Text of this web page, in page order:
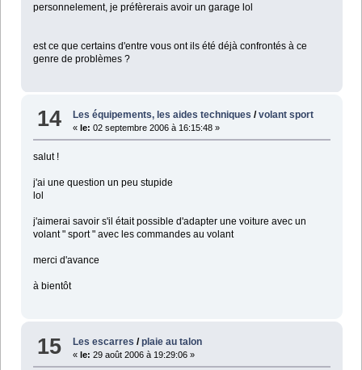
personnelement, je préfèrerais avoir un garage lol
est ce que certains d'entre vous ont ils été déjà confrontés à ce
genre de problèmes ?
14 Les équipements, les aides techniques /volant sport
«le: 02 septembre 2006 à 16:15:48 »
salut !
j'ai une question un peu stupide
lol
j'aimerai savoir s'il était possible d'adapter une voiture avec un
volant " sport " avec les commandes au volant
merci d'avance
à bientôt
15 Les escarres /plaie au talon
« le: 29 août 2006 à 19:29:06 »